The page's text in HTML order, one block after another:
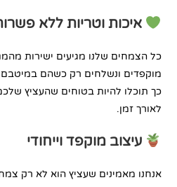
איכות וטריות ללא
כל הצמחים שלנו מגיעים ישירות
מוקפדים ונשלחים רק כשהם
כך תוכלו להיות בטוחים שהעציץ
לאורך זמן.
עיצוב מוקפד וייחודי
אנחנו מאמינים שעציץ הוא לא רק